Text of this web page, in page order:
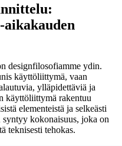
designfilosofiamme ydin.
käyttöliittymä, vaan
ylläpidettäviä ja
käyttöliittymä rakentuu
elementeistä ja selkeästi
syntyy kokonaisuus, joka on
teknisesti tehokas.